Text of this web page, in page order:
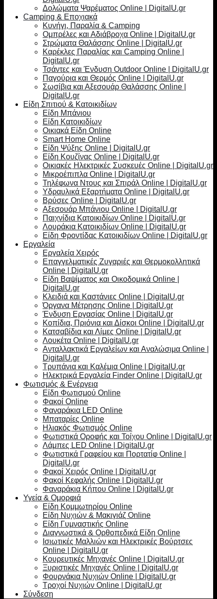
Δολώματα Ψαρέματος Online | DigitalU.gr
Camping & Εποχιακά
Κυνήγι, Παραλία & Camping
Ομπρέλες και Αδιάβροχα Online | DigitalU.gr
Στρώματα Θαλάσσης Online | DigitalU.gr
Καρέκλες Παραλίας και Camping Online |
DigitalU.gr
Τσάντες και Ένδυση Outdoor Online | DigitalU.gr
Παγούρια και Θερμός Online | DigitalU.gr
Σωσίβια και Αξεσουάρ Θαλάσσης Online |
DigitalU.gr
Είδη Σπιτιού & Κατοικιδίων
Είδη Μπάνιου
Είδη Κατοικιδίων
Οικιακά Είδη Online
Smart Home Online
Είδη Ψύξης Online | DigitalU.gr
Είδη Κουζίνας Online | DigitalU.gr
Οικιακές Ηλεκτρικές Συσκευές Online | DigitalU.gr
Μικροέπιπλα Online | DigitalU.gr
Τηλέφωνα Ντους και Σπιράλ Online | DigitalU.gr
Υδραυλικά Εξαρτήματα Online | DigitalU.gr
Βρύσες Online | DigitalU.gr
Αξεσουάρ Μπάνιου Online | DigitalU.gr
Παιχνίδια Κατοικιδίων Online | DigitalU.gr
Λουράκια Κατοικιδίων Online | DigitalU.gr
Είδη Φροντίδας Κατοικιδίων Online | DigitalU.gr
Εργαλεία
Εργαλεία Χειρός
Επαγγελματικές Ζυγαριές και Θερμοκολλητικά
Online | DigitalU.gr
Είδη Βαψίματος και Οικοδομικά Online |
DigitalU.gr
Κλειδιά και Καστάνιες Online | DigitalU.gr
Όργανα Μέτρησης Online | DigitalU.gr
Ένδυση Εργασίας Online | DigitalU.gr
Κοπίδια, Πριόνια και Δίσκοι Online | DigitalU.gr
Κατσαβίδια και Λίμες Online | DigitalU.gr
Λουκέτα Online | DigitalU.gr
Ανταλλακτικά Εργαλείων και Αναλώσιμα Online |
DigitalU.gr
Τρυπάνια και Καλέμια Online | DigitalU.gr
Ηλεκτρικά Εργαλεία Finder Online | DigitalU.gr
Φωτισμός & Ενέργεια
Είδη Φωτισμού Online
Φακοί Online
Φαναράκια LED Online
Μπαταρίες Online
Ηλιακός Φωτισμός Online
Φωτιστικά Οροφής και Τοίχου Online | DigitalU.gr
Λάμπες LED Online | DigitalU.gr
Φωτιστικά Γραφείου και Πορτατίφ Online |
DigitalU.gr
Φακοί Χειρός Online | DigitalU.gr
Φακοί Κεφαλής Online | DigitalU.gr
Φαναράκια Κήπου Online | DigitalU.gr
Υγεία & Ομορφιά
Είδη Κομμωτηρίου Online
Είδη Νυχιών & Μακιγιάζ Online
Είδη Γυμναστικής Online
Διαγνωστικά & Ορθοπεδικά Είδη Online
Ισιωτικές Μαλλιών και Ηλεκτρικές Βούρτσες
Online | DigitalU.gr
Κουρευτικές Μηχανές Online | DigitalU.gr
Ξυριστικές Μηχανές Online | DigitalU.gr
Φουρνάκια Νυχιών Online | DigitalU.gr
Τροχοί Νυχιών Online | DigitalU.gr
Σύνδεση